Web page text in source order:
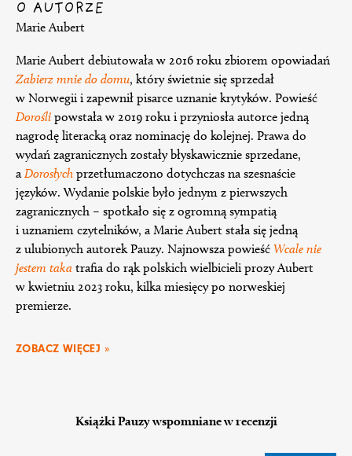
O AUTORZE
Marie Aubert
Marie Aubert debiutowała w 2016 roku zbiorem opowiadań
Zabierz mnie do domu, który świetnie się sprzedał
w Norwegii i zapewnił pisarce uznanie krytyków. Powieść
Dorośli powstała w 2019 roku i przyniosła autorce jedną
nagrodę literacką oraz nominację do kolejnej. Prawa do
wydań zagranicznych zostały błyskawicznie sprzedane,
aDorosłych przetłumaczono dotychczas na szesnaście
języków. Wydanie polskie było jednym z pierwszych
zagranicznych – spotkało się z ogromną sympatią
i uznaniem czytelników, a Marie Aubert stała się jedną
z ulubionych autorek Pauzy. Najnowsza powieść Wcale nie
jestem taka trafia do rąk polskich wielbicieli prozy Aubert
w kwietniu 2023 roku, kilka miesięcy po norweskiej
premierze.
ZOBACZ WIĘCEJ »
Książki Pauzy wspomniane w recenzji